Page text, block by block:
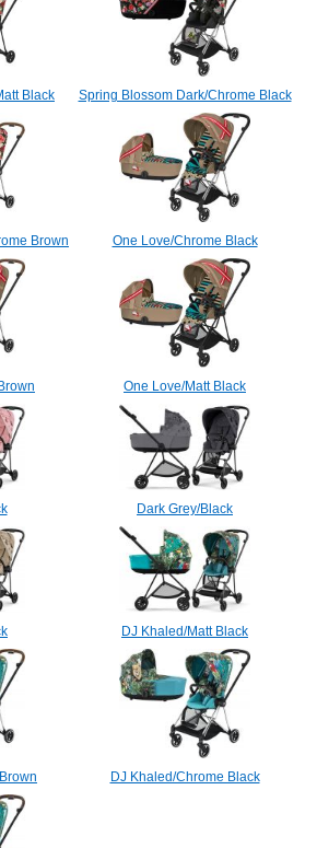
Black Spring Blossom Dark/Chrome Black
Brown One Love/Chrome Black
One Love/Matt Black
Dark Grey/Black
DJ Khaled/Matt Black
DJ Khaled/Chrome Black